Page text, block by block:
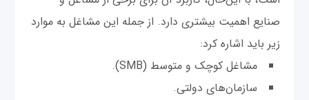
صنایع اهمیت بیشتری دارد. از جمله این مشاغل به موارد
زیر باید اشاره کرد:
مشاغل کوچک و متوسط (SMB).
سازمان‌های دولتی‌.